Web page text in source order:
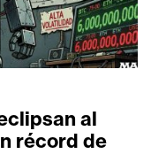
al
récord de